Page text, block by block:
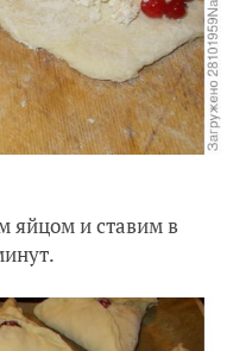
яйцом и ставим в